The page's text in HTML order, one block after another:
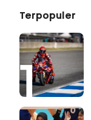
Terpopuler